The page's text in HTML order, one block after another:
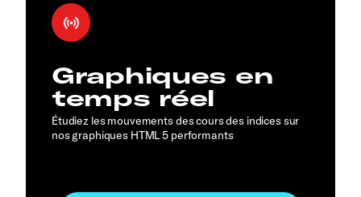
Graphiques en
temps réel
Étudiez les mouvements des cours des indices sur
nos graphiques HTML 5 performants